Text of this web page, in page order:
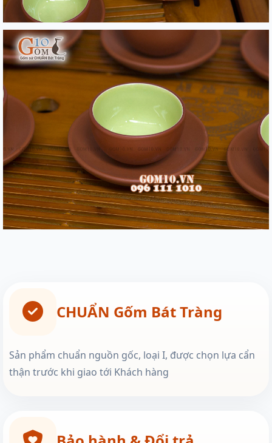
CHUẨN Gốm Bát Tràng
Sản phẩm chuẩn nguồn gốc, loại I, được chọn lựa cẩn
thận trước khi giao tới Khách hàng